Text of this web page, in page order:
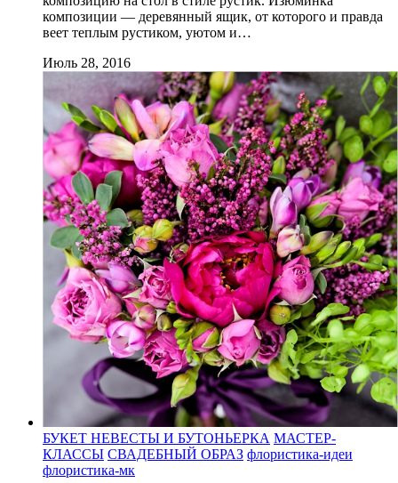
композиции — деревянный ящик, от которого и правда
веет теплым рустиком, уютом и…
Июль 28, 2016
БУКЕТ НЕВЕСТЫ И БУТОНЬЕРКА МАСТЕР-
КЛАССЫ СВАДЕБНЫЙ ОБРАЗ флористика-идеи
флористика-мк